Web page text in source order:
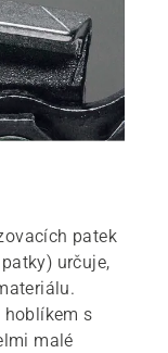
patek
určuje,
hoblíkem s
malé